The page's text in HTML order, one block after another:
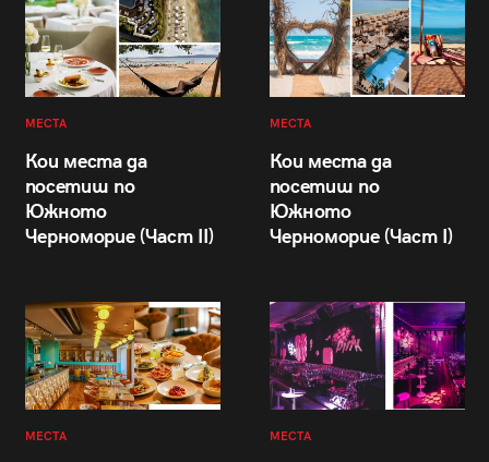
МЕСТА
Кои места да
посетиш по
Южното
Черноморие (Част II)
МЕСТА
Кои места да
посетиш по
Южното
Черноморие (Част I)
МЕСТА МЕСТА